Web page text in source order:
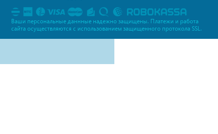
Ваши персональные даннные надежно защищены. Платежи и работа
сайта осуществляются c использованием защищенного протокола SSL.